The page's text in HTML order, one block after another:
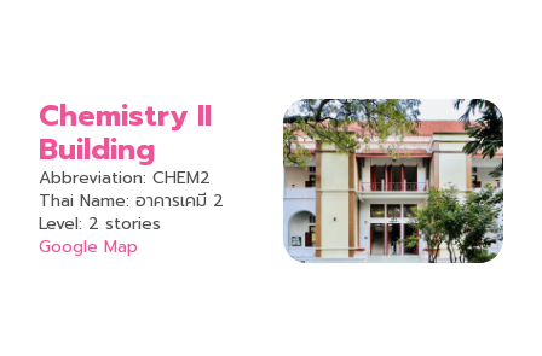
Chemistry II
Building
Abbreviation: CHEM2
Thai Name: อาคารเคมี 2
Level: 2 stories
Google Map